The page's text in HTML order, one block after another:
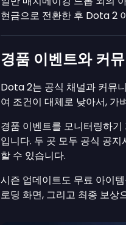
현금으로 전환한 후 Dota 2
경품 이벤트와 커
Dota 2는 공식 채널과 커뮤
여 조건이 대체로 낮아서, 가
경품 이벤트를 모니터링하기
입니다. 두 곳 모두 공식 공
할 수 있습니다.
시즌 업데이트도 무료 아이
로딩 화면, 그리고 최종 보상